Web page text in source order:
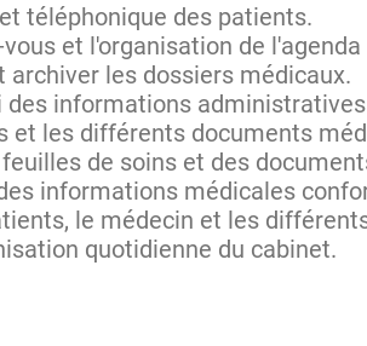
téléphonique des patients.
et l'organisation de
les dossiers médicaux.
des informations
et les différents documents
de soins et des
informations médicales
le médecin et les
quotidienne du cabinet.